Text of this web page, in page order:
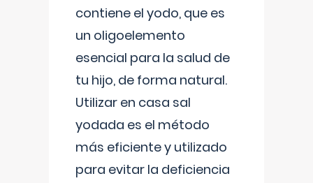
contiene el yodo, que es
un oligoelemento
esencial para la salud de
tu hijo, de forma natural.
Utilizar en casa sal
yodada es el método
más eficiente y utilizado
para evitar la deficiencia